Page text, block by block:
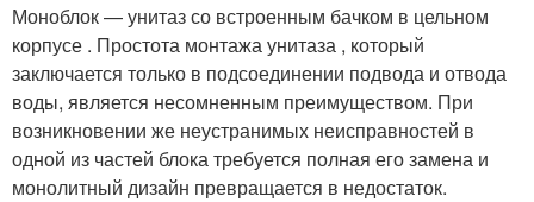
Моноблок — унитаз со встроенным бачком в цельном
корпусе . Простота монтажа унитаза , который
заключается только в подсоединении подвода и отвода
воды, является несомненным преимуществом. При
возникновении же неустранимых неисправностей в
одной из частей блока требуется полная его замена и
монолитный дизайн превращается в недостаток.